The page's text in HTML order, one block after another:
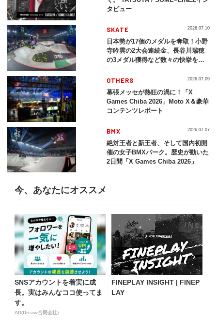
タビュー
SKATE
日本勢が17個のメダルを奪取！小野
寺吟雲の2大会連続金、長谷川瑞穂
の3メダル獲得など数々の快挙をプ
2026」
2026.07.10
OTHERS
幕張メッセが熱狂の渦に！「X
Games Chiba 2026」Moto X＆豪華
コンテンツレポート
2026.07.09
BMX
絶対王者と新王者、そして国内初開
催の女子BMXパーク。歴史が動いた
2日間「X Games Chiba 2026」
2026.07.07
今、あなたにオススメ
SNSアカウントを着実に成
長。実はみんなココ使ってま
す。
AD(Dreaw合同会社)
FINEPLAY INSIGHT | FINEP
LAY